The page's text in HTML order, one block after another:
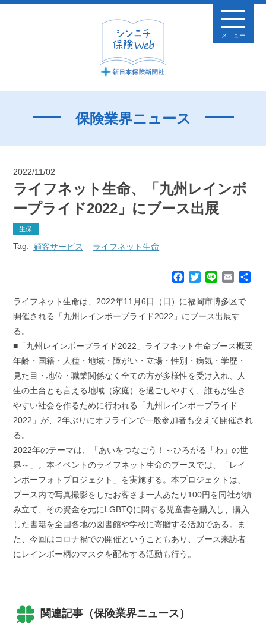
メニュー
保険業界ニュース
2022/11/02
ライフネット生命、「九州レインボ
ープライド2022」にブース出展
生保
Tag: 顧客サービス ライフネット生命
c
e
o
k
T
i
r
n
e
E
a
i
l
ライフネット生命は、2022年11月6日（日）に福岡市博多区で
開催される「九州レインボープライド2022」にブース出展す
る。
■「九州レインボープライド2022」ライフネット生命ブース概要
年齢・国籍・人種・地域・障がい・立場・性別・病気・学歴・
見た目・地位・職業関係なく全ての方が多様性を受け入れ、人
生の土台とも言える地域（家庭）を過ごしやすく、誰もが生き
やすい社会を作るために行われる「九州レインボープライド
2022」が、2年ぶりにオフラインで一般参加者も交えて開催され
る。
2022年のテーマは、「あいをつなごう！～ひろがる「わ」の世
界～」。本イベントのライフネット生命のブースでは、「レイ
ンボーフォトプロジェクト」を実施する。本プロジェクトは、
ブース内で写真撮影をしたお客さま一人あたり100円を同社が積
み立て、その資金を元にLGBTQに関する児童書を購入し、購入
した書籍を全国各地の図書館や学校に寄贈する活動である。ま
た、今回はコロナ禍での開催ということもあり、ブース来訪者
にレインボー柄のマスクを配布する活動も行う。
関連記事（保険業界ニュース）